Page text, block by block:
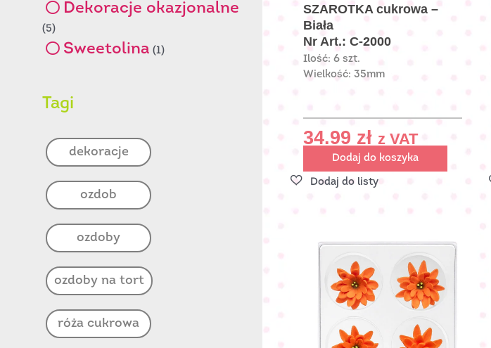
Dekoracje okazjonalne
(5)
Sweetolina (1)
Tagi
dekoracje
ozdob
ozdoby
ozdoby na tort
róża cukrowa
SZAROTKA cukrowa –
Biała
Nr Art.: C-2000
Ilość: 6 szt.
Wielkość: 35mm
34.99 zł z VAT
Dodaj do koszyka